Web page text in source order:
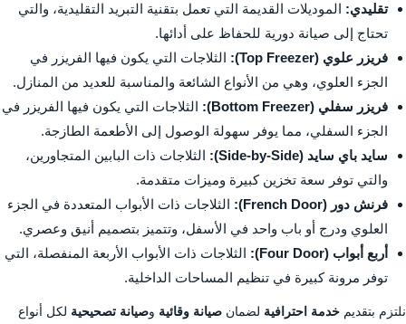
تقليدي: الموديلات القديمة التي تعمل بتقنية التبريد التقليدية، والتي
تحتاج إلى صيانة دورية للحفاظ على أدائها.
فريزر علوي (Top Freezer):
الثلاجات التي يكون فيها الفريزر في
الجزء العلوي، وهي من الأنواع الشائعة والمناسبة للعديد من المنازل.
فريزر سفلي (Bottom Freezer):
الثلاجات التي يكون فيها الفريزر في
الجزء السفلي، مما يوفر سهولة الوصول إلى الأطعمة الطازجة.
سايد باي سايد (Side-by-Side):
الثلاجات ذات البابين المتجاورين،
والتي توفر سعة تخزين كبيرة وميزات متقدمة.
فرنش دور (French Door):
الثلاجات ذات الأبواب المتعددة في الجزء
العلوي ودرج أو باب واحد في الأسفل، وتتميز بتصميم أنيق وعصري.
أربع أبواب (Four Door):
الثلاجات ذات الأبواب الأربعة المنفصلة، التي
توفر مرونة كبيرة في تنظيم المساحات الداخلية.
نلتزم بتقديم خدمة احترافية لضمان صيانة وقائية وصيانة تصحيحية لكل أنواع